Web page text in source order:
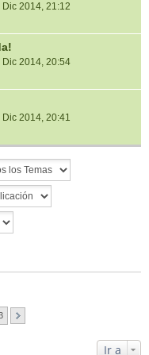
Dic 2014, 21:12
Dic 2014, 20:54
Dic 2014, 20:41
Ir a